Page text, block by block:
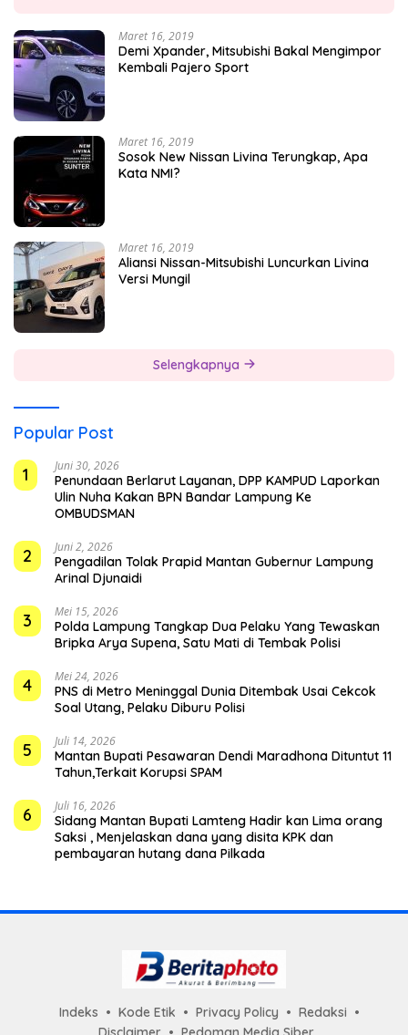
Maret 16, 2019
Demi Xpander, Mitsubishi Bakal Mengimpor
Kembali Pajero Sport
Maret 16, 2019
Sosok New Nissan Livina Terungkap, Apa
Kata NMI?
Maret 16, 2019
Aliansi Nissan-Mitsubishi Luncurkan Livina
Versi Mungil
Selengkapnya
Popular Post
1
Juni 30, 2026
Penundaan Berlarut Layanan, DPP KAMPUD Laporkan
Ulin Nuha Kakan BPN Bandar Lampung Ke
OMBUDSMAN
2 Juni 2, 2026
Pengadilan Tolak Prapid Mantan Gubernur Lampung
Arinal Djunaidi
3 Mei 15, 2026
Polda Lampung Tangkap Dua Pelaku Yang Tewaskan
Bripka Arya Supena, Satu Mati di Tembak Polisi
4 Mei 24, 2026
PNS di Metro Meninggal Dunia Ditembak Usai Cekcok
Soal Utang, Pelaku Diburu Polisi
5 Juli 14, 2026
Mantan Bupati Pesawaran Dendi Maradhona Dituntut 11
Tahun,Terkait Korupsi SPAM
6 Juli 16, 2026
Sidang Mantan Bupati Lamteng Hadir kan Lima orang
Saksi , Menjelaskan dana yang disita KPK dan
pembayaran hutang dana Pilkada
Indeks Kode Etik Privacy Policy
Redaksi